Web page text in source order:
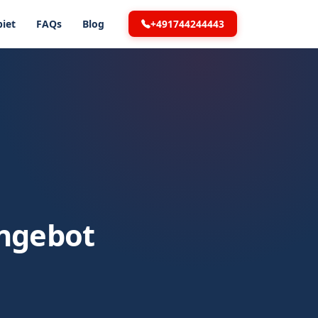
FAQs Blog +491744244443